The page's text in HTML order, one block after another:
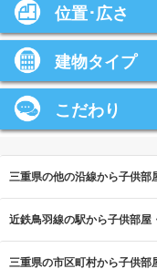
位置･広さ
建物タイプ
こだわり
三重県の他の沿線から子供部
近鉄鳥羽線の駅から子供部屋
三重県の市区町村から子供部